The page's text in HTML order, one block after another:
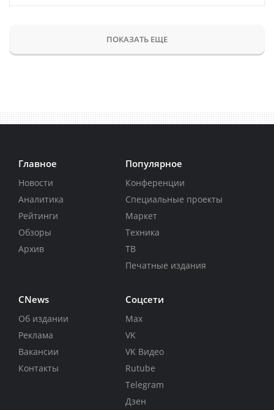
ПОКАЗАТЬ ЕЩЕ
Главное
Новости
Аналитика
Рейтинги
Обзоры
Архив
Популярное
Конференции
Специальные проекты
Маркет
Техника
ТВ
Печатные издания
CNews
Об издании
Реклама
Вакансии
Контакты
Соцсети
Max
VK
VK Видео
Rutube
Telegram
Дзен